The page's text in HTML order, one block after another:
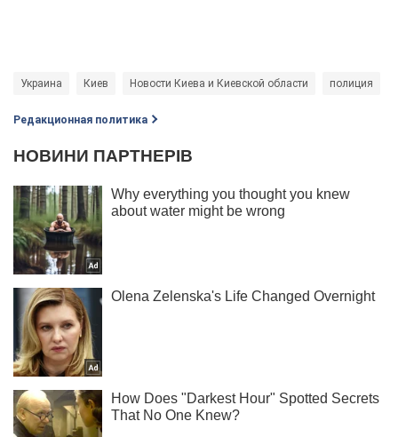
Украина Киев Новости Киева и Киевской области полиция
Редакционная политика